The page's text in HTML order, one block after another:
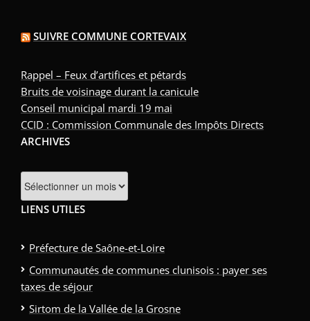
SUIVRE COMMUNE CORTEVAIX
Rappel – Feux d’artifices et pétards
Bruits de voisinage durant la canicule
Conseil municipal mardi 19 mai
CCID : Commission Communale des Impôts Directs
ARCHIVES
Archives
LIENS UTILES
Préfecture de Saône-et-Loire
Communautés de communes clunisois : payer ses
taxes de séjour
Sirtom de la Vallée de la Grosne